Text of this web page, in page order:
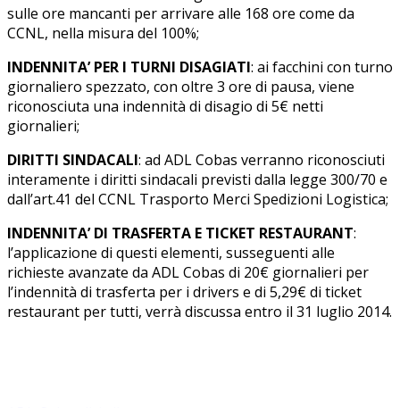
sulle ore mancanti per arrivare alle 168 ore come da
CCNL, nella misura del 100%;
INDENNITA’ PER I TURNI DISAGIATI: ai facchini con turno
giornaliero spezzato, con oltre 3 ore di pausa, viene
riconosciuta una indennità di disagio di 5€ netti
giornalieri;
DIRITTI SINDACALI: ad ADL Cobas verranno riconosciuti
interamente i diritti sindacali previsti dalla legge 300/70 e
dall’art.41 del CCNL Trasporto Merci Spedizioni Logistica;
INDENNITA’ DI TRASFERTA E TICKET RESTAURANT:
l’applicazione di questi elementi, susseguenti alle
richieste avanzate da ADL Cobas di 20€ giornalieri per
l’indennità di trasferta per i drivers e di 5,29€ di ticket
restaurant per tutti, verrà discussa entro il 31 luglio 2014.